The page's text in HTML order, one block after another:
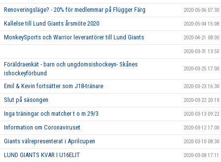
Renoveringsläge? - 20% för medlemmar på Flügger Färg 2020-05-06 07:30
Kallelse till Lund Giants årsmöte 2020 2020-05-04 15:08
MonkeySports och Warrior leverantörer till Lund Giants 2020-04-21 08:00
2020-03-31 13:50
Föräldraenkät - barn och ungdomsishockeyn- Skånes
ishockeyförbund
2020-03-25 17:00
Emil & Kevin fortsätter som J18-tränare 2020-03-23 16:30
Slut på säsongen 2020-03-22 20:10
Inga träningar och matcher t o m 29/3 2020-03-13 09:22
Information om Coronaviruset 2020-03-12 17:00
Giants välrepresenterat i Aprilcupen 2020-03-10 08:30
LUND GIANTS KVAR I U16ELIT 2020-03-08 17:11